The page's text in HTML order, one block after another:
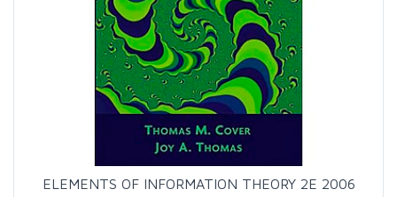
ELEMENTS OF INFORMATION THEORY 2E 2006